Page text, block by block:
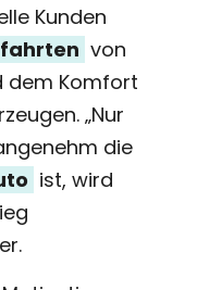
Kunden
von
dem Komfort
„Nur
die
ist, wird